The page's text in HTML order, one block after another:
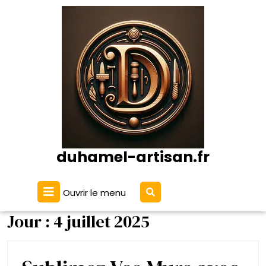
duhamel-artisan.fr
Ouvrir le menu Ouvrir
le
menu
Jour : 4 juillet 2025